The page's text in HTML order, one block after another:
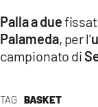
TAG BASKET
Palla a due
Palameda, per l’
campionato di